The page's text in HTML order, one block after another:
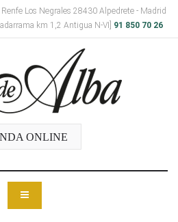
Los Negrales 28430 Alpedrete - Madrid
km 1,2 Antigua N-VI]
91 850 70 26
ONLINE